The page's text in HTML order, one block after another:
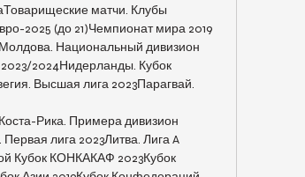
матчи. Клубы
2025 (до 21)Чемпионат мира 2019
Национальный дивизион
2024Нидерланды. Кубок
Высшая лига 2023Парагвай.
Рика. Примера дивизион
лига 2023Литва. Лига A
Кубок КОНКАКАФ 2023Кубок